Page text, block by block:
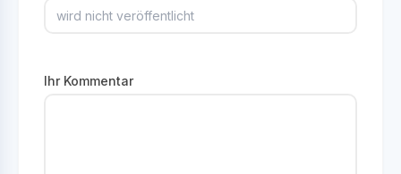
Ihr Kommentar